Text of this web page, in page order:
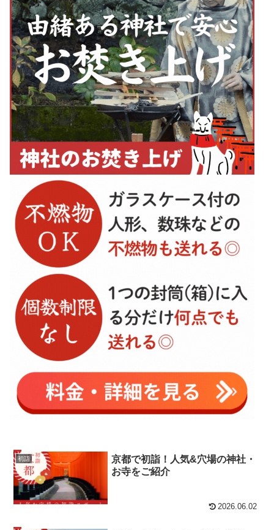
初詣
京都で初詣！人気&穴場の神社・
お寺をご紹介
2026.06.02